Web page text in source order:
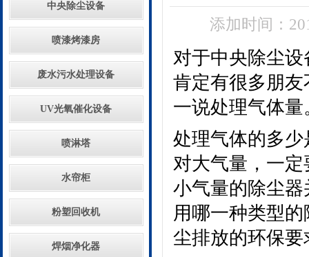
中央除尘设备
喷漆烤漆房
废水污水处理设备
UV光氧催化设备
喷淋塔
水帘柜
粉塑回收机
焊烟净化器
添加时间：
对于中央除尘
肯定有很多朋
一说处理气体
处理气体的多
对大气量，一
小气量的除尘
用哪一种类型
尘排放的环保要